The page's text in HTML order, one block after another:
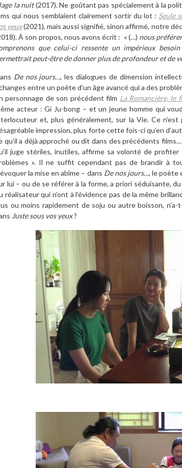
la nuit(2017). Ne goûtant pas spécialement à la
qui nous semblaient clairement sortir du lot : Seule
yeux(2021), mais aussi signifié, sinon affirmé, notre
À son propos, nous avons écrit : « (…) nous
que celui-ci ressente un impérieux
peut-être de donner plus de profondeur et de
De nos jours…, les dialogues de dimension
entre un poète d’un âge avancé qui a des
personnage de son précédent film La Romancière, le
acteur : Gi Ju-bong – et un jeune homme qui
et, plus généralement, sur la Vie. Ce
impression, plus forte cette fois-ci qu’en
qu’il a déjà approché ou dit dans des précédents
juge stériles, inutiles, affirme sa volonté de
». Il ne suffit cependant pas de brandir à
la mise en abîme – dans De nos jours…, le poète
lui – ou de se référer à la forme, a priori séduisante,
réalisateur qui n’ont à l’évidence pas de la même
ou moins rapidement de soju ou autre boisson,
Juste sous vos yeux?